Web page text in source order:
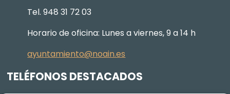
Tel. 948 31 72 03
Horario de oficina: Lunes a viernes, 9 a 14 h
ayuntamiento@noain.es
TELÉFONOS DESTACADOS